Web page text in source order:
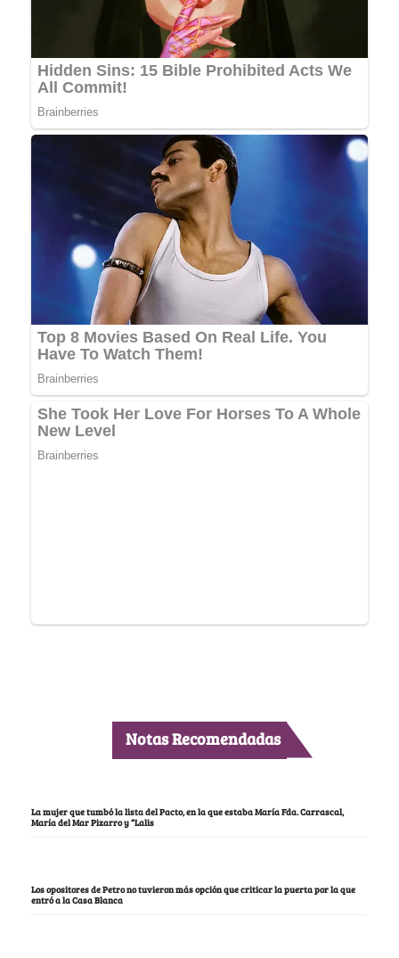
Notas Recomendadas
La mujer que tumbó la lista del Pacto, en la que estaba María Fda. Carrascal,
María del Mar Pizarro y “Lalis
Los opositores de Petro no tuvieron más opción que criticar la puerta por la que
entró a la Casa Blanca